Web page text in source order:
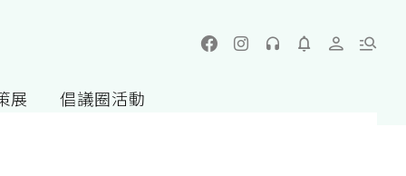
展 倡議圈活動